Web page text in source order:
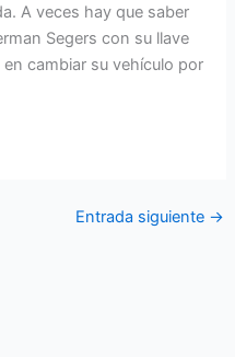
A veces hay que saber
Segers con su llave
cambiar su vehículo por
Entrada siguiente →